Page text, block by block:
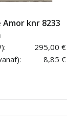
knr 8233
295,00 €
8,85 €